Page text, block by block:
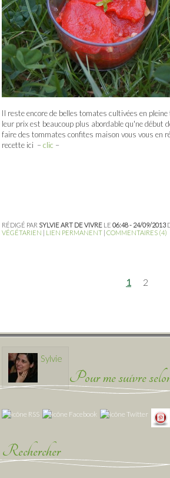
Il reste encore de belles tomates cultivées en
leur prix est beaucoup plus abordable qu'ne début
faire des tommates confites maison vous vous en
recette ici – clic –
RÉDIGÉ PAR SYLVIE ART DE VIVRE LE 06:48 - 24/09/2013
VÉGÉTARIEN
LIEN PERMANENT COMMENTAIRES (4)
1
2
Sylvie
Pour me suivre
Rechercher